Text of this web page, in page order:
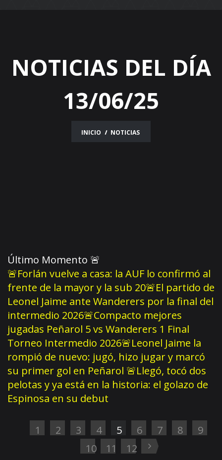
NOTICIAS DEL DÍA
13/06/25
INICIO NOTICIAS
Último Momento 🚨
🚨Forlán vuelve a casa: la AUF lo confirmó al
frente de la mayor y la sub 20🚨El partido de
Leonel Jaime ante Wanderers por la final del
intermedio 2026🚨Compacto mejores
jugadas Peñarol 5 vs Wanderers 1 Final
Torneo Intermedio 2026🚨Leonel Jaime la
rompió de nuevo: jugó, hizo jugar y marcó
su primer gol en Peñarol 🚨Llegó, tocó dos
pelotas y ya está en la historia: el golazo de
Espinosa en su debut
1 2 3 4 5 6 7 8
9
10
11 12